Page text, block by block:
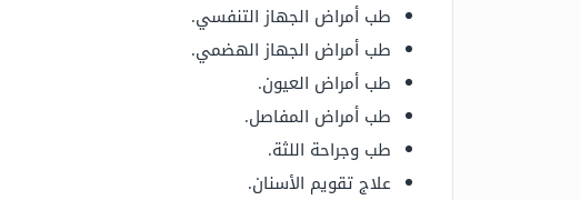
طب أمراض الجهاز التنفسي.
طب أمراض الجهاز الهضمي.
طب أمراض العيون.
طب أمراض المفاصل.
طب وجراحة اللثة.
علاج تقويم الأسنان.